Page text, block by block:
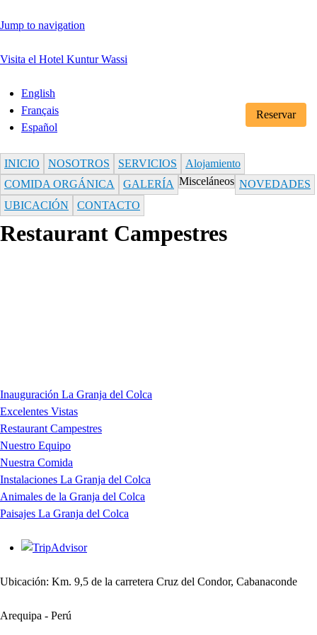
Jump to navigation
Visita el Hotel Kuntur Wassi
English
Français
Español
INICIO NOSOTROS SERVICIOS
Alojamiento
COMIDA ORGÁNICA
GALERÍA Misceláneos NOVEDADES
UBICACIÓN
CONTACTO
Reservar
Restaurant Campestres
Inauguración La Granja del Colca
Excelentes Vistas
Restaurant Campestres
Nuestro Equipo
Nuestra Comida
Instalaciones La Granja del Colca
Animales de la Granja del Colca
Paisajes La Granja del Colca
Ubicación: Km. 9,5 de la carretera Cruz del Condor, Cabanaconde
Arequipa - Perú